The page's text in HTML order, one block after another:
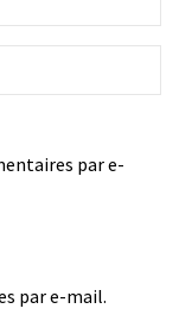
par e-
par e-mail.